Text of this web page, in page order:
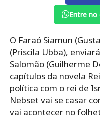
Entre no
O Faraó Siamun
(Priscila Ubba),
Salomão (Guilherme
capítulos da novela
política com o rei de
Nebset vai se casar
vai acontecer no